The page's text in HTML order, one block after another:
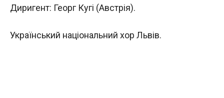
Диригент: Георг Кугі (Австрія).
Український національний хор Львів.